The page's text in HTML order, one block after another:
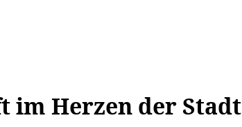
im Herzen der Stadt